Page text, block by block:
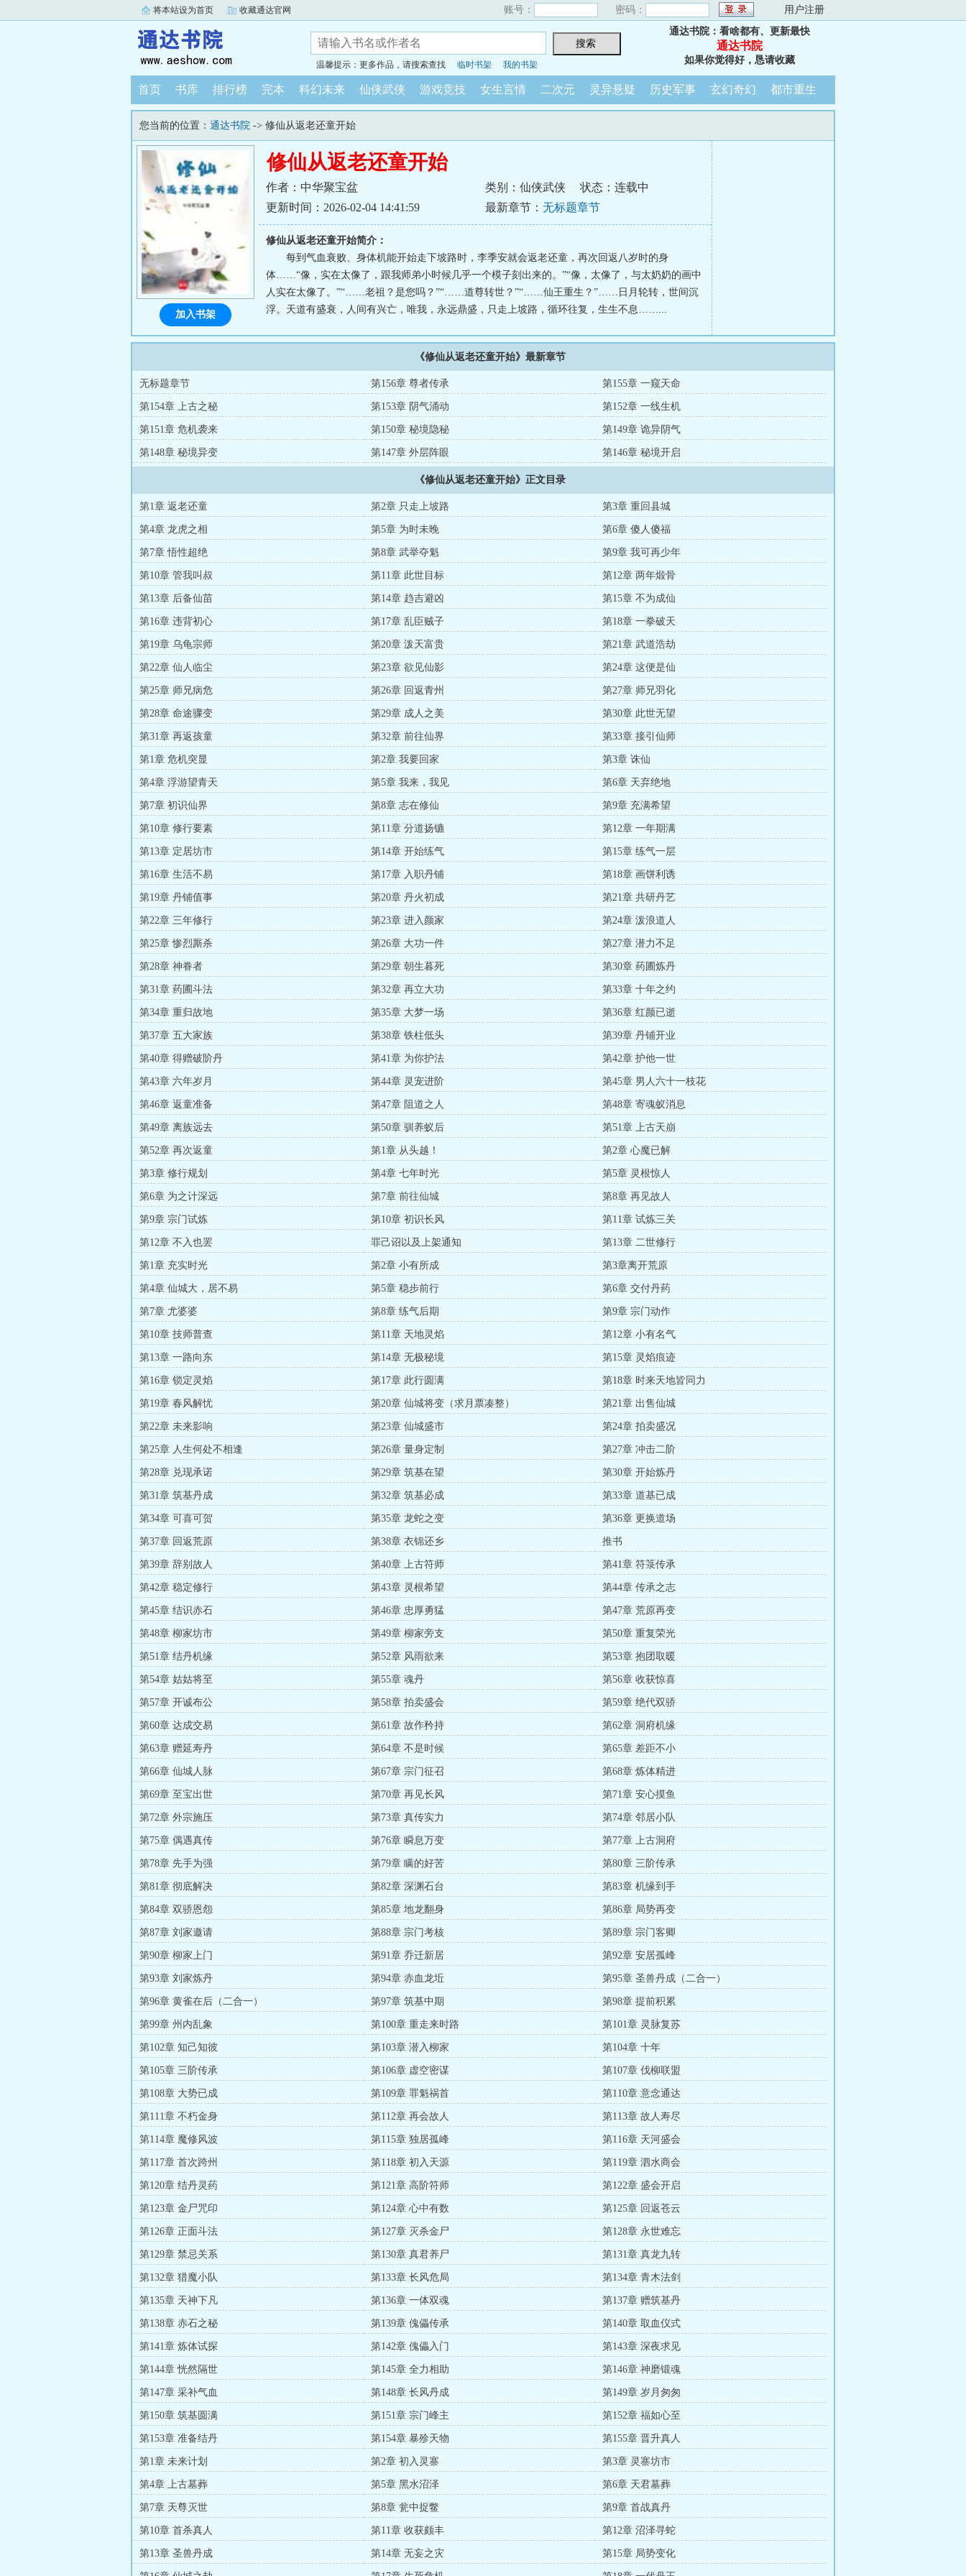
将本站设为首页 收藏通达官网 账号： 密码： 用户注册
温馨提示：更多作品，请搜索查找 临时书架 我的书架
通达书院：看啥都有、更新最快
通达书院
如果你觉得好，恳请收藏
首页 书库 排行榜 完本 科幻未来 仙侠武侠 游戏竞技 女生言情 二次元 灵异悬疑 历史军事 玄幻奇幻 都市重生
您当前的位置： 通达书院 -> 修仙从返老还童开始
修仙从返老还童开始
作者：中华聚宝盆 类别：仙侠武侠
状态：连载中
更新时间：2026-02-04 14:41:59
最新章节： 无标题章节
修仙从返老还童开始简介：
每到气血衰败、身体机能开始走下坡路时，李季安就会返老还童，再次回返八岁时的身
体……“像，实在太像了，跟我师弟小时候几乎一个模子刻出来的。”“像，太像了，与太奶奶的画中
人实在太像了。”“……老祖？是您吗？”“……道尊转世？”“……仙王重生？”……日月轮转，世间沉
浮。天道有盛衰，人间有兴亡，唯我，永远鼎盛，只走上坡路，循环往复，生生不息……...
加入书架
《修仙从返老还童开始》最新章节
无标题章节 第156章 尊者传承 第155章 一窥天命
第154章 上古之秘 第153章 阴气涌动 第152章 一线生机
第151章 危机袭来 第150章 秘境隐秘 第149章 诡异阴气
第148章 秘境异变 第147章 外层阵眼 第146章 秘境开启
《修仙从返老还童开始》正文目录
第1章 返老还童 第2章 只走上坡路 第3章 重回县城
第4章 龙虎之相 第5章 为时未晚 第6章 傻人傻福
第7章 悟性超绝 第8章 武举夺魁 第9章 我可再少年
第10章 管我叫叔 第11章 此世目标 第12章 两年煅骨
第13章 后备仙苗 第14章 趋吉避凶 第15章 不为成仙
第16章 违背初心 第17章 乱臣贼子 第18章 一拳破天
第19章 乌龟宗师 第20章 泼天富贵 第21章 武道浩劫
第22章 仙人临尘 第23章 欲见仙影 第24章 这便是仙
第25章 师兄病危 第26章 回返青州 第27章 师兄羽化
第28章 命途骤变 第29章 成人之美 第30章 此世无望
第31章 再返孩童 第32章 前往仙界 第33章 接引仙师
第1章 危机突显 第2章 我要回家 第3章 诛仙
第4章 浮游望青天 第5章 我来，我见 第6章 天弃绝地
第7章 初识仙界 第8章 志在修仙 第9章 充满希望
第10章 修行要素 第11章 分道扬镳 第12章 一年期满
第13章 定居坊市 第14章 开始练气 第15章 练气一层
第16章 生活不易 第17章 入职丹铺 第18章 画饼利诱
第19章 丹铺值事 第20章 丹火初成 第21章 共研丹艺
第22章 三年修行 第23章 进入颜家 第24章 泼浪道人
第25章 惨烈厮杀 第26章 大功一件 第27章 潜力不足
第28章 神眷者 第29章 朝生暮死 第30章 药圃炼丹
第31章 药圃斗法 第32章 再立大功 第33章 十年之约
第34章 重归故地 第35章 大梦一场 第36章 红颜已逝
第37章 五大家族 第38章 铁柱低头 第39章 丹铺开业
第40章 得赠破阶丹 第41章 为你护法 第42章 护他一世
第43章 六年岁月 第44章 灵宠进阶 第45章 男人六十一枝花
第46章 返童准备 第47章 阻道之人 第48章 寄魂蚁消息
第49章 离族远去 第50章 驯养蚁后 第51章 上古天崩
第52章 再次返童 第1章 从头越！ 第2章 心魔已解
第3章 修行规划 第4章 七年时光 第5章 灵根惊人
第6章 为之计深远 第7章 前往仙城 第8章 再见故人
第9章 宗门试炼 第10章 初识长风 第11章 试炼三关
第12章 不入也罢 罪己诏以及上架通知 第13章 二世修行
第1章 充实时光 第2章 小有所成 第3章离开荒原
第4章 仙城大，居不易 第5章 稳步前行 第6章 交付丹药
第7章 尤婆婆 第8章 练气后期 第9章 宗门动作
第10章 技师普查 第11章 天地灵焰 第12章 小有名气
第13章 一路向东 第14章 无极秘境 第15章 灵焰痕迹
第16章 锁定灵焰 第17章 此行圆满 第18章 时来天地皆同力
第19章 春风解忧 第20章 仙城将变（求月票凑整） 第21章 出售仙城
第22章 未来影响 第23章 仙城盛市 第24章 拍卖盛况
第25章 人生何处不相逢 第26章 量身定制 第27章 冲击二阶
第28章 兑现承诺 第29章 筑基在望 第30章 开始炼丹
第31章 筑基丹成 第32章 筑基必成 第33章 道基已成
第34章 可喜可贺 第35章 龙蛇之变 第36章 更换道场
第37章 回返荒原 第38章 衣锦还乡 推书
第39章 辞别故人 第40章 上古符师 第41章 符箓传承
第42章 稳定修行 第43章 灵根希望 第44章 传承之志
第45章 结识赤石 第46章 忠厚勇猛 第47章 荒原再变
第48章 柳家坊市 第49章 柳家旁支 第50章 重复荣光
第51章 结丹机缘 第52章 风雨欲来 第53章 抱团取暖
第54章 姑姑将至 第55章 魂丹 第56章 收获惊喜
第57章 开诚布公 第58章 拍卖盛会 第59章 绝代双骄
第60章 达成交易 第61章 故作矜持 第62章 洞府机缘
第63章 赠延寿丹 第64章 不是时候 第65章 差距不小
第66章 仙城人脉 第67章 宗门征召 第68章 炼体精进
第69章 至宝出世 第70章 再见长风 第71章 安心摸鱼
第72章 外宗施压 第73章 真传实力 第74章 邻居小队
第75章 偶遇真传 第76章 瞬息万变 第77章 上古洞府
第78章 先手为强 第79章 瞒的好苦 第80章 三阶传承
第81章 彻底解决 第82章 深渊石台 第83章 机缘到手
第84章 双骄恩怨 第85章 地龙翻身 第86章 局势再变
第87章 刘家邀请 第88章 宗门考核 第89章 宗门客卿
第90章 柳家上门 第91章 乔迁新居 第92章 安居孤峰
第93章 刘家炼丹 第94章 赤血龙坵 第95章 圣兽丹成（二合一）
第96章 黄雀在后（二合一） 第97章 筑基中期 第98章 提前积累
第99章 州内乱象 第100章 重走来时路 第101章 灵脉复苏
第102章 知己知彼 第103章 潜入柳家 第104章 十年
第105章 三阶传承 第106章 虚空密谋 第107章 伐柳联盟
第108章 大势已成 第109章 罪魁祸首 第110章 意念通达
第111章 不朽金身 第112章 再会故人 第113章 故人寿尽
第114章 魔修风波 第115章 独居孤峰 第116章 天河盛会
第117章 首次跨州 第118章 初入天源 第119章 泗水商会
第120章 结丹灵药 第121章 高阶符师 第122章 盛会开启
第123章 金尸咒印 第124章 心中有数 第125章 回返苍云
第126章 正面斗法 第127章 灭杀金尸 第128章 永世难忘
第129章 禁忌关系 第130章 真君养尸 第131章 真龙九转
第132章 猎魔小队 第133章 长风危局 第134章 青木法剑
第135章 天神下凡 第136章 一体双魂 第137章 赠筑基丹
第138章 赤石之秘 第139章 傀儡传承 第140章 取血仪式
第141章 炼体试探 第142章 傀儡入门 第143章 深夜求见
第144章 恍然隔世 第145章 全力相助 第146章 神磨锻魂
第147章 采补气血 第148章 长风丹成 第149章 岁月匆匆
第150章 筑基圆满 第151章 宗门峰主 第152章 福如心至
第153章 准备结丹 第154章 暴殄天物 第155章 晋升真人
第1章 未来计划 第2章 初入灵寨 第3章 灵寨坊市
第4章 上古墓葬 第5章 黑水沼泽 第6章 天君墓葬
第7章 天尊灭世 第8章 瓮中捉鳖 第9章 首战真丹
第10章 首杀真人 第11章 收获颇丰 第12章 沼泽寻蛇
第13章 圣兽丹成 第14章 无妄之灾 第15章 局势变化